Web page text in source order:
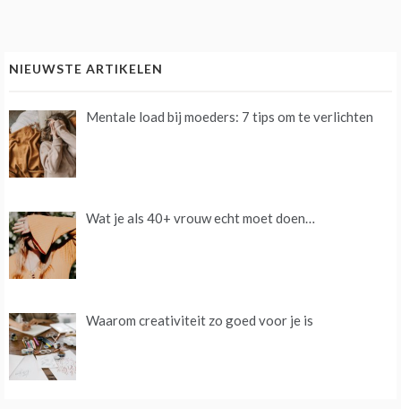
NIEUWSTE ARTIKELEN
Mentale load bij moeders: 7 tips om te verlichten
Wat je als 40+ vrouw echt moet doen…
Waarom creativiteit zo goed voor je is